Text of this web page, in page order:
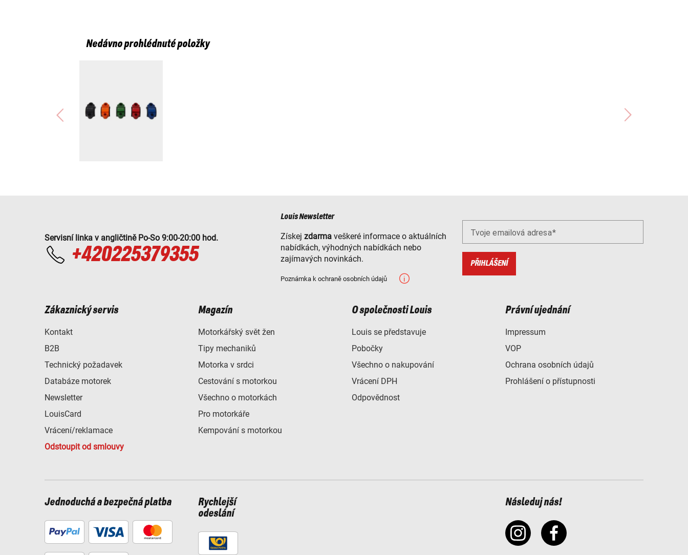
Nedávno prohlédnuté položky
Servisní linka v angličtině Po-So 9:00-20:00 hod.
+420225379355
Louis Newsletter
Získej zdarma veškeré informace o aktuálních
nabídkách, výhodných nabídkách nebo
zajímavých novinkách.
Poznámka k ochraně osobních údajů
Tvoje emailová adresa
PŘIHLÁŠENÍ
Zákaznický servis
Kontakt
B2B
Technický požadavek
Databáze motorek
Newsletter
LouisCard
Vrácení/reklamace
Odstoupit od smlouvy
Magazín
Motorkářský svět žen
Tipy mechaniků
Motorka v srdci
Cestování s motorkou
Všechno o motorkách
Pro motorkáře
Kempování s motorkou
O společnosti Louis
Louis se představuje
Pobočky
Všechno o nakupování
Vrácení DPH
Odpovědnost
Právní ujednání
Impressum
VOP
Ochrana osobních údajů
Prohlášení o přístupnosti
Jednoduchá a bezpečná platba
Rychlejší
odeslání
Následuj nás!